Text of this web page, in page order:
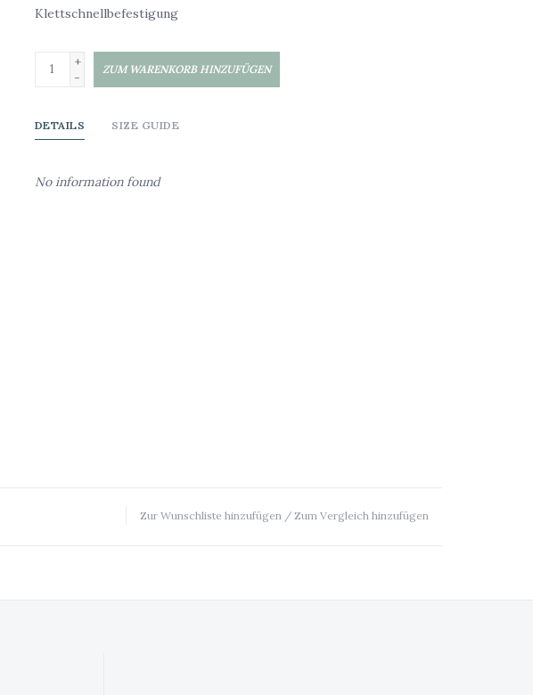
Klettschnellbefestigung
+
-
ZUM WARENKORB HINZUFÜGEN
DETAILS SIZE GUIDE
No information found
Zur Wunschliste hinzufügen / Zum Vergleich hinzufügen